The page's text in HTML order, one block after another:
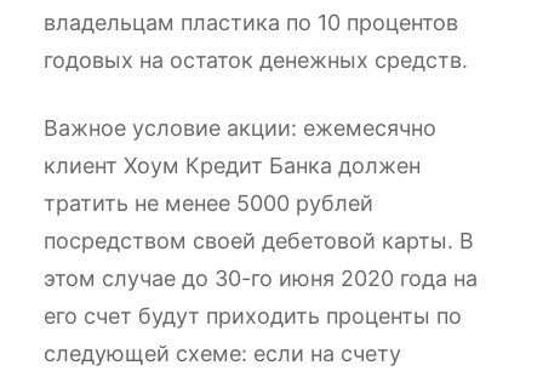
владельцам пластика по 10 процентов
годовых на остаток денежных средств.
Важное условие акции: ежемесячно
клиент Хоум Кредит Банка должен
тратить не менее 5000 рублей
посредством своей дебетовой карты. В
этом случае до 30-го июня 2020 года на
его счет будут приходить проценты по
следующей схеме: если на счету